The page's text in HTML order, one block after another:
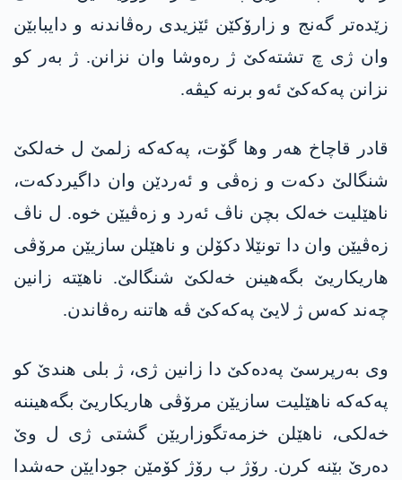
زێدەتر گەنج و زارۆکێن ئێزیدی رەڤاندنە و دایبابێن
وان ژی چ تشتەکێ ژ رەوشا وان نزانن. ژ بەر کو
نزانن پەکەکێ ئەو برنە کیڤە.
قادر قاچاخ ھەر وھا گۆت، پەکەکە زلمێ ل خەلکێ
شنگالێ دکەت و زەڤی و ئەردێن وان داگیردکەت،
ناھێلیت خەلک بچن ناڤ ئەرد و زەڤیێن خوە. ل ناڤ
زەڤیێن وان دا تونێلا دکۆلن و ناھێلن سازیێن مرۆڤی
هاریکاریێ بگەھینن خەلکێ شنگالێ. ناهێتە زانین
چەند کەس ژ لایێ پەکەکێ ڤە ھاتنە رەڤاندن.
وی بەرپرسێ پەدەکێ دا زانین ژی، ژ بلی ھندێ کو
پەکەکە ناھێلیت سازیێن مرۆڤی هاریکاریێ بگەھیننە
خەلکی، ناھێلن خزمەتگوزاریێن گشتی ژی ل وێ
دەرێ بێنە کرن. رۆژ ب رۆژ کۆمێن جودایێن حەشدا